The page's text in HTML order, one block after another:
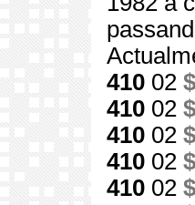
410 02
410 02
410 02
410 02
410 02